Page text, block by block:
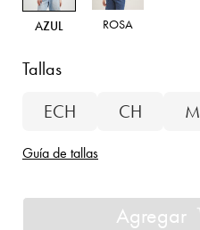
AZUL ROSA
Tallas
ECH
CH M
Guía de tallas
Agregar